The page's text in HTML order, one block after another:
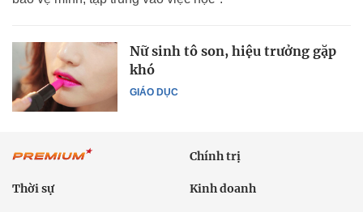
GIÁO DỤC
Nữ sinh tô son, hiệu trưởng gặp
khó
Chính trị
Thời sự Kinh doanh